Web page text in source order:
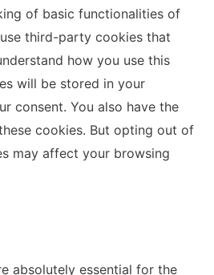
of basic functionalities of
third-party cookies that
how you use this
will be stored in your
consent. You also have the
cookies. But opting out of
may affect your browsing
absolutely essential for the